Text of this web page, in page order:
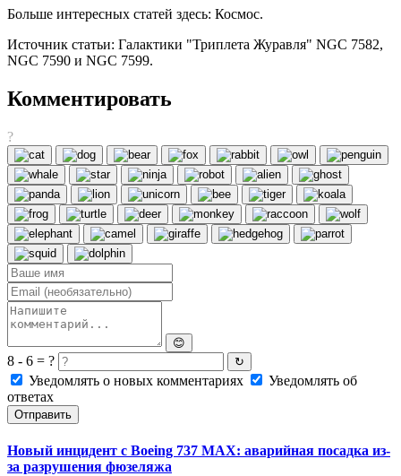
Больше интересных статей здесь: Космос.
Источник статьи: Галактики "Триплетa Журавля" NGC 7582,
NGC 7590 и NGC 7599.
Комментировать
?
😊
8 - 6 = ? ↻
Уведомлять о новых комментариях
Уведомлять об
ответах
Отправить
Новый инцидент с Boeing 737 MAX: аварийная посадка из-
за разрушения фюзеляжа